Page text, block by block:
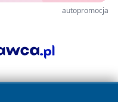
autopromocja